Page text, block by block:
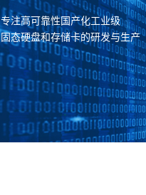
专注高可靠性国产化工业级
固态硬盘和存储卡的研发与生产